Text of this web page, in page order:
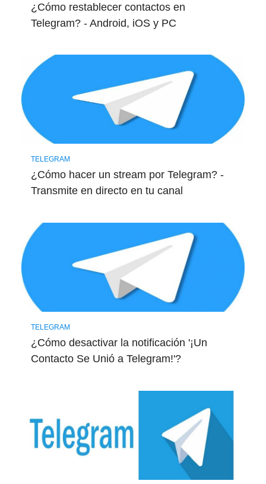
¿Cómo restablecer contactos en
Telegram? - Android, iOS y PC
TELEGRAM
¿Cómo hacer un stream por Telegram? -
Transmite en directo en tu canal
TELEGRAM
¿Cómo desactivar la notificación '¡Un
Contacto Se Unió a Telegram!'?